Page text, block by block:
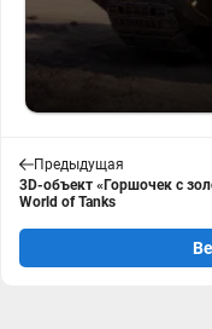
Предыдущая
3D-объект «Горшочек с
World of Tanks